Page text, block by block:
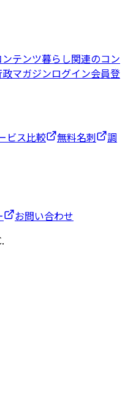
テンツ暮らし関連のコン
マガジンログイン会員登
ビス比較 無料名刺
調
お問い合わせ